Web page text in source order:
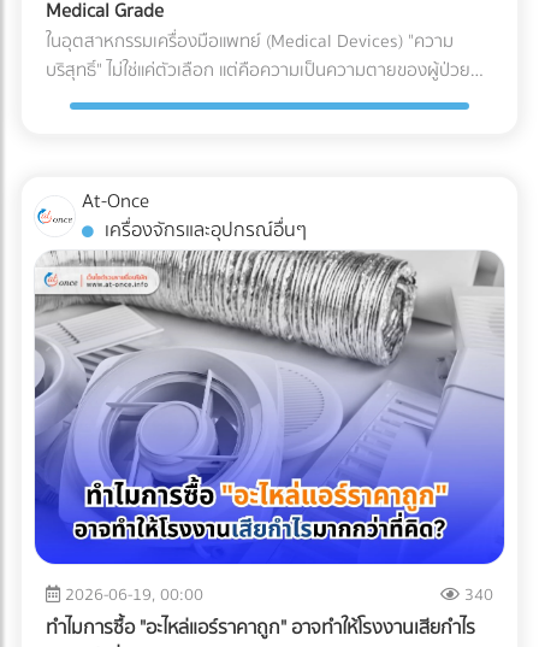
คาร์บอน) แนวทางรักษ์โลกที่โรงงานทำได้ทันทีโดยไม่ต้องเสี่ยง
เปลี่ยนวัสดุ คือการลดความหนาของฟิล์ม (Downgauging) การ
ใช้เม็ดพลาสติกเกรดพิเศษช่วยให้โรงงานผลิตฟิล์มที่บางลง (เช่น
ลดจาก 100 ไมครอน เหลือ 80 ไมครอน) แต่ยังคงความเหนียว
คาร์บอนในการส่งออกได้อย่างเห็นผล เปรียบเทียบวัสดุบรรจุ
ภัณฑ์สำหรับโรงงานอาหารแช่แข็ง บทสรุป การเปลี่ยนผ่านสู่บรรจุ
ภัณฑ์รักษ์โลกในสายการผลิตอาหารแช่แข็ง ไม่ใช่เรื่องของการ
หลับตาเลือกวัสดุที่มีป้าย Eco แปะอยู่ แต่เป็นการคำนวณเชิง
วิศวกรรมที่ต้องรักษาสมดุลระหว่าง "การรักษาสิ่งแวดล้อม" และ
"การรักษาคุณภาพอาหาร" การฝืนใช้วัสดุที่ทนความเย็นไม่ได้จน
ทำให้อาหารเสีย เกิดเป็นขยะอาหาร (Food Waste) จะสร้างผล
เสียต่อสิ่งแวดล้อมและต้นทุนของบริษัทมากกว่าตัวพลาสติกเอง
เสียอีก หัวใจสำคัญคือการเลือกพาร์ทเนอร์ด้านบรรจุภัณฑ์ที่
เข้าใจเทคโนโลยี Mono-material เพื่อผลักดันให้ธุรกิจของคุณ
เติบโตได้อย่างยั่งยืน ทั้งในแง่ของผลกำไรและการดูแลโลกใบนี้
การเลือกบรรจุภัณฑ์อาหารแช่แข็งที่ตอบโจทย์ทั้งนโยบาย ESG
และความปลอดภัยทางวิศวกรรม ไม่ใช่เรื่องที่ควรลองผิดลองถูก
คุณต้องการพาร์ทเนอร์ที่มีความเชี่ยวชาญตัวจริง เพื่อมาช่วย
ลดความเสี่ยง ป้องกันสินค้าเสียหาย และควบคุมต้นทุนของ
โรงงาน ไม่ต้องเสียเวลาค้นหาซัพพลายเออร์ทีละเจ้าให้เหนื่อย
ของ และถูกเรียกเก็บภาษีย้อนหลังพร้อมค่าปรับที่สูงกว่ามูลค่า
สินค้าหลายเท่าตัว ซึ่งศุลกากรมีสิทธิ์ตรวจสอบย้อนหลังได้สูงสุด
ถึง 10 ปี หากระบุพิกัดผิด (สำแดงภาษีสูงเกินจริง): ธุรกิจจะต้อง
จ่ายภาษีแพงกว่าที่ควรจะเป็น ทำให้ต้นทุนสินค้าสูงขึ้นและสูญเสีย
หรือส่งออกไปยังประเทศที่มีข้อตกลงเขตการค้าเสรี (FTA) เช่น
จีน ญี่ปุ่น หรืออาเซียน ธุรกิจสามารถใช้ Certificate of Origin
(C/O) หรือหนังสือรับรองถิ่นกำเนิดสินค้า เพื่อขอลดหย่อนหรือ
ยกเว้นภาษีนำเข้าได้ ความเสี่ยง: กฎเกณฑ์ในการขอ C/O ของ
แต่ละประเทศมีความละเอียดอ่อนมาก หากกรอกข้อมูลใน
Commercial Invoice, Packing List ไม่ตรงกันเพียงจุดเดียว
หรือระบุเกณฑ์การผลิต (Origin Criteria) ผิดพลาด ปลายทาง
อาจปฏิเสธฟอร์มนั้นทันที ทำให้ผู้นำเข้าต้องจ่ายภาษีในอัตราปกติ
(MFN Rate) แบบเต็มจำนวน 3. ตกม้าตายเรื่องใบอนุญาตเฉพาะ
ทาง (Restricted Goods Licenses) สินค้าหลายประเภทไม่
สามารถนำเข้าได้ทันทีแม้จะจ่ายภาษีครบแล้วก็ตาม แต่ต้องมีใบ
อนุญาตจากหน่วยงานที่เกี่ยวข้อง เช่น อย. (FDA), มอก. (TISI),
หรือกรมวิชาการเกษตร ความเสี่ยง: หากธุรกิจสั่งของเข้ามาถึง
ท่าเรือแล้วเพิ่งทราบว่าต้องใช้ใบอนุญาต สินค้าจะถูกอายัดไว้ที่
ท่าเรือทันที สิ่งที่ตามมาคือ ค่าเสียเวลาพื้นที่ท่าเรือ
(Demurrage) และ ค่าเสียเวลาตู้ (Detention) ที่วิ่งเดินหน้าทุกวัน
Medical Grade
ในอุตสาหกรรมเครื่องมือแพทย์ (Medical Devices) "ความ
บริสุทธิ์" ไม่ใช่แค่ตัวเลือก แต่คือความเป็นความตายของผู้ป่วย
แม้ว่านักวิศวกรรมวัสดุจะสามารถคิดค้นเม็ดพลาสติกเกรด
แวดล้อมที่ไม่ได้มาตรฐาน พลาสติกเหล่านั้นก็อาจกลายเป็นพาหะ
นำเชื้อโรคชั้นดี นี่คือจุดที่ "ห้องปลอดเชื้อ" หรือ "Cleanroom"
เข้ามามีบทบาทสำคัญในฐานะด่านป้อมปราการที่แข็งแกร่งที่สุด ใน
การปกป้องอุปกรณ์การแพทย์ให้รอดพ้นจากการปนเปื้อนก่อนถึง
มือแพทย์และคนไข้ Cleanroom ในอุตสาหกรรมพลาสติกการ
แพทย์ คืออะไร? Cleanroom คือห้องที่มีการควบคุมสภาพ
แวดล้อมอย่างเข้มงวด ไม่ว่าจะเป็นปริมาณฝุ่นละอองในอากาศ,
อุณหภูมิ, ความชื้น, และความดันอากาศ โดยใช้ระบบแผ่นกรอง
อากาศประสิทธิภาพสูง (HEPA หรือ ULPA Filters) เพื่อดักจับ
อนุภาคขนาดเล็กที่มองไม่เห็นด้วยตาเปล่า สำหรับการผลิต
พลาสติก Medical Grade (เช่น กระบอกฉีดยา, สายน้ำเกลือ,
หรือชิ้นส่วนรากฟันเทียม) มาตรฐานห้องปลอดเชื้อที่นิยมใช้มักจะ
อ้างอิงตามมาตรฐาน ISO 14644-1 โดยระดับที่พบได้บ่อยใน
โรงงานผลิตเครื่องมือแพทย์คือ ISO Class 7 และ ISO Class 8
ซึ่งมีการจำกัดจำนวนอนุภาคในอากาศอย่างรัดกุม เพื่อให้มั่นใจว่า
At-Once
เครื่องจักรและอุปกรณ์อื่นๆ
2026-06-19, 00:00 340
ทำไมการซื้อ "อะไหล่แอร์ราคาถูก" อาจทำให้โรงงานเสียกำไร